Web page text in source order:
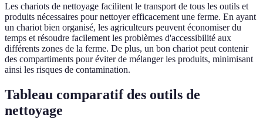
Les chariots de nettoyage facilitent le transport de tous les outils et
produits nécessaires pour nettoyer efficacement une ferme. En ayant
un chariot bien organisé, les agriculteurs peuvent économiser du
temps et résoudre facilement les problèmes d'accessibilité aux
différents zones de la ferme. De plus, un bon chariot peut contenir
des compartiments pour éviter de mélanger les produits, minimisant
ainsi les risques de contamination.
Tableau comparatif des outils de
nettoyage